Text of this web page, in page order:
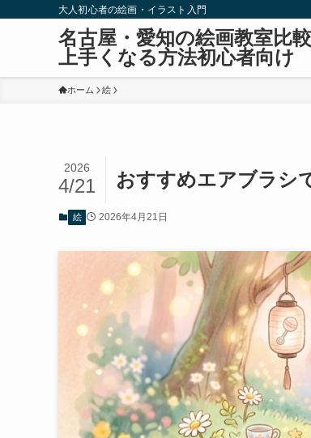
大人初心者の絵画・イラスト入門
名古屋・愛知の絵画教室比
上手くなる方法初心者向け
ホーム 絵
おすすめエアブラシ
2026
4/21
絵 2026年4月21日